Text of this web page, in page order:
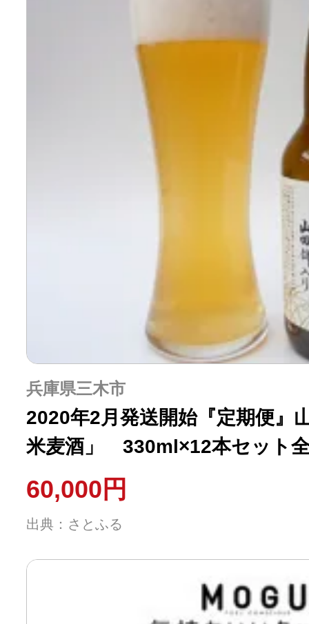
兵庫県三木市
2020年2月発送開始『定期便』
米麦酒」 330ml×12本セット
60,000円
出典：さとふる